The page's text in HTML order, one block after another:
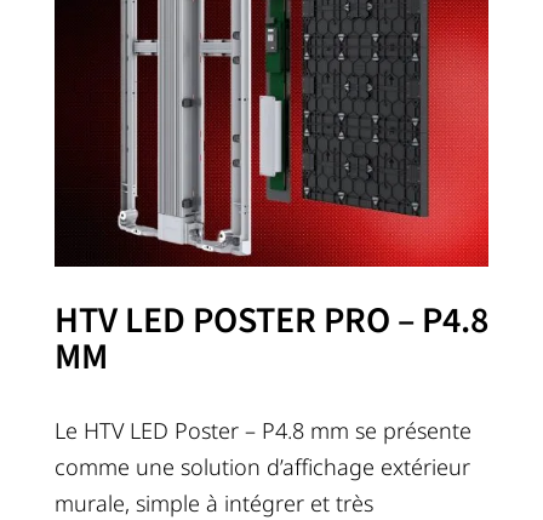
HTV LED POSTER PRO – P4.8
MM
Le HTV LED Poster – P4.8 mm se présente
comme une solution d’affichage extérieur
murale, simple à intégrer et très